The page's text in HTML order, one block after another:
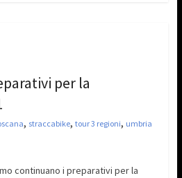
per la
, straccabike, tour 3 regioni, umbria
continuano i preparativi per la